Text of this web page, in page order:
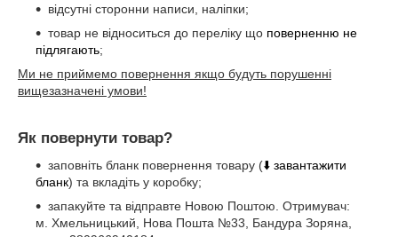
відсутні сторонни написи, наліпки;
товар не відноситься до переліку що поверненню не
підлягають;
Ми не приймемо повернення якщо будуть порушенні
вищезазначені умови!
Як повернути товар?
заповніть бланк повернення товару (⬇️ завантажити
бланк) та вкладіть у коробку;
запакуйте та відправте Новою Поштою. Отримувач:
м. Хмельницький, Нова Пошта №33, Бандура Зоряна,